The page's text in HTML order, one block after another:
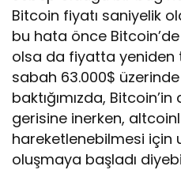
Bitcoin fiyatı saniyelik
bu hata önce
olsa da fiyatta yeniden
sabah 63.000$
baktığımızda, Bitcoin’in
gerisine inerken,
hareketlenebilmesi için
oluşmaya başladı